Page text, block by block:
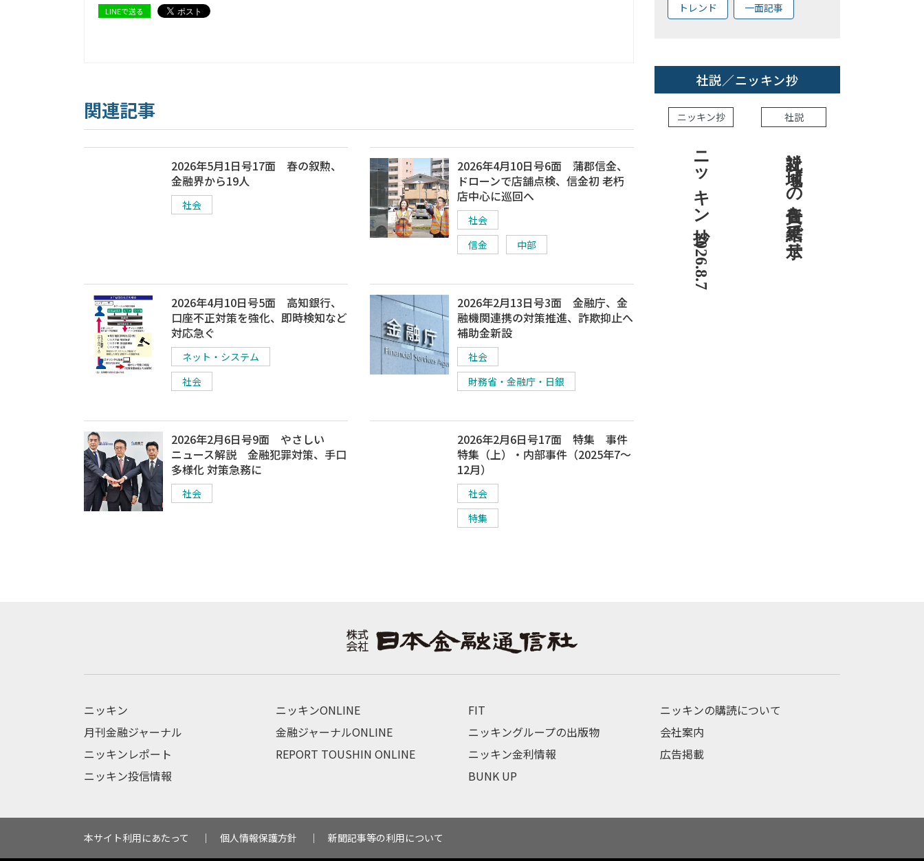
LINEで送る
関連記事
2026年5月1日号17面 春の叙勲、
金融界から19人
社会
2026年4月10日号6面 蒲郡信金、
ドローンで店舗点検、信金初 老朽
店中心に巡回へ
社会
信金
中部
2026年4月10日号5面 高知銀行、
口座不正対策を強化、即時検知など
対応急ぐ
ネット・システム
社会
2026年2月13日号3面 金融庁、金
融機関連携の対策推進、詐欺抑止へ
補助金新設
社会
財務省・金融庁・日銀
2026年2月6日号9面 やさしい
ニュース解説 金融犯罪対策、手口
多様化 対策急務に
社会
2026年2月6日号17面 特集 事件
特集（上）・内部事件（2025年7～
12月）
社会
特集
トレンド 一面記事
社説／ニッキン抄
ニッキン抄
ニッキン抄 2026.8.7
社説
社説 地域への責任を結果で示せ
ニッキン
月刊金融ジャーナル
ニッキンレポート
ニッキン投信情報
ニッキンONLINE
金融ジャーナルONLINE
REPORT TOUSHIN ONLINE
FIT
ニッキングループの出版物
ニッキン金利情報
BUNK UP
ニッキンの購読について
会社案内
広告掲載
本サイト利用にあたって 個人情報保護方針 新聞記事等の利用について